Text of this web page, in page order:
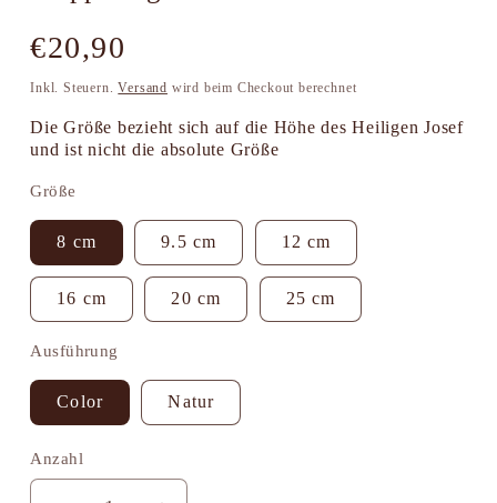
Normaler
Preis
€20,90
Inkl. Steuern.Versand wird beim Checkout berechnet
Die Größe bezieht sich auf die Höhe des Heiligen Josef
und ist nicht die absolute Größe
Größe
8 cm 9.5 cm 12 cm
16 cm 20 cm 25 cm
Ausführung
Color Natur
Anzahl
Anzahl